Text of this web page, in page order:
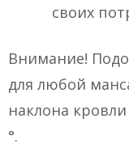
своих
Внимание!
для любой
наклона
°.